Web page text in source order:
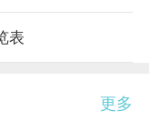
表
更多